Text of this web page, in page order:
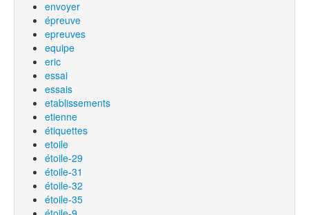
envoyer
épreuve
epreuves
equipe
eric
essai
essais
etablissements
etienne
étiquettes
etoile
étoile-29
étoile-31
étoile-32
étoile-35